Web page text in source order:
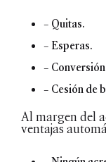
– Quitas.
– Esperas.
–
– Cesión de
Al margen del
ventajas